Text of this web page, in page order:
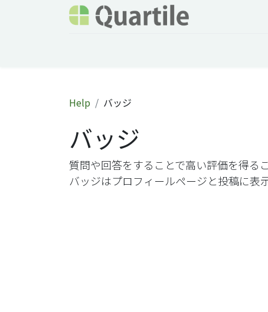
Help バッジ
バッジ
質問や回答をすることで高い評価を
バッジはプロフィールページと投稿に表